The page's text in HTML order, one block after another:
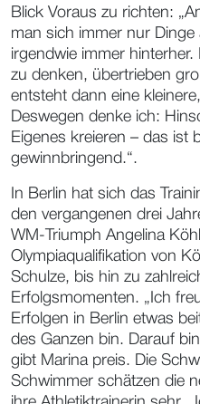
Blick Voraus zu richten:
man sich immer nur
irgendwie immer
zu denken, übertrieben
entsteht dann eine
Deswegen denke ich:
Eigenes kreieren – das ist
gewinnbringend.“.
In Berlin hat sich das
den vergangenen drei
WM-Triumph Angelina
Olympiaqualifikation von
Schulze, bis hin zu
Erfolgsmomenten. „Ich
Erfolgen in Berlin etwas
des Ganzen bin. Darauf
gibt Marina preis. Die
Schwimmer schätzen die